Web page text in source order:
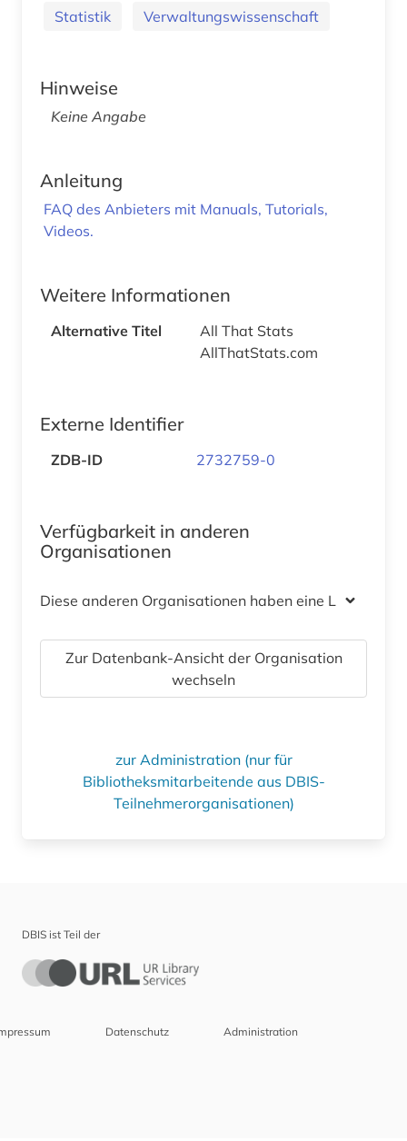
Statistik
Verwaltungswissenschaft
Hinweise
Keine Angabe
Anleitung
FAQ des Anbieters mit Manuals, Tutorials,
Videos.
Weitere Informationen
Alternative Titel
All That Stats
AllThatStats.com
Externe Identifier
ZDB-ID 2732759-0
Verfügbarkeit in anderen
Organisationen
Diese anderen Organisationen haben eine Lizenz
Zur Datenbank-Ansicht der Organisation
wechseln
zur Administration (nur für
Bibliotheksmitarbeitende aus DBIS-
Teilnehmerorganisationen)
DBIS ist Teil der
Datenschutz Administration